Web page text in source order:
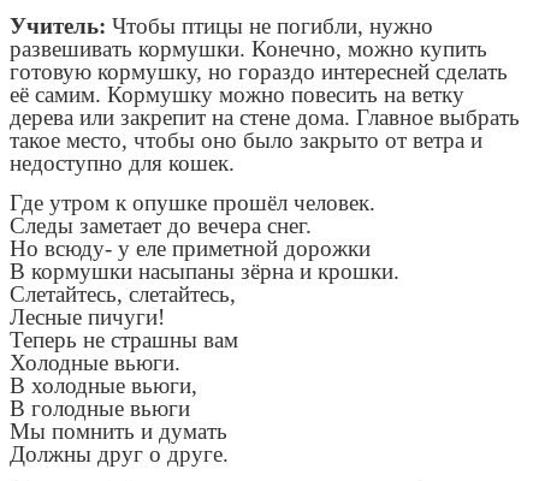
Учитель: Чтобы птицы не погибли, нужно
развешивать кормушки. Конечно, можно купить
готовую кормушку, но гораздо интересней сделать
её самим. Кормушку можно повесить на ветку
дерева или закрепит на стене дома. Главное выбрать
такое место, чтобы оно было закрыто от ветра и
недоступно для кошек.
Где утром к опушке прошёл человек.
Следы заметает до вечера снег.
Но всюду- у еле приметной дорожки
В кормушки насыпаны зёрна и крошки.
Слетайтесь, слетайтесь,
Лесные пичуги!
Теперь не страшны вам
Холодные вьюги.
В холодные вьюги,
В голодные вьюги
Мы помнить и думать
Должны друг о друге.